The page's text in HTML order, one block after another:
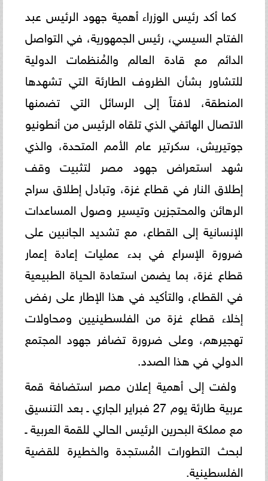
كما أكد رئيس الوزراء أهمية جهود الرئيس عبد
الفتاح السيسي، رئيس الجمهورية، في التواصل
الدائم مع قادة العالم والمُنظمات الدولية
للتشاور بشأن الظروف الطارئة التي تشهدها
المنطقة، لافتاً إلى الرسائل التي تضمنها
الاتصال الهاتفي الذي تلقاه الرئيس من أنطونيو
جوتيريش، سكرتير عام الأمم المتحدة، والذي
شهد استعراض جهود مصر لتثبيت وقف
إطلاق النار في قطاع غزة، وتبادل إطلاق سراح
الرهائن والمحتجزين وتيسير وصول المساعدات
الإنسانية إلى القطاع، مع تشديد الجانبين على
ضرورة الإسراع في بدء عمليات إعادة إعمار
قطاع غزة، بما يضمن استعادة الحياة الطبيعية
في القطاع، والتأكيد في هذا الإطار على رفض
إخلاء قطاع غزة من الفلسطينيين ومحاولات
تهجيرهم، وعلى ضرورة تضافر جهود المجتمع
الدولي في هذا الصدد.
ولفت إلى أهمية إعلان مصر استضافة قمة
عربية طارئة يوم 27 فبراير الجاري ـ بعد التنسيق
مع مملكة البحرين الرئيس الحالي للقمة العربية ـ
لبحث التطورات المُستجدة والخطيرة للقضية
الفلسطينية.